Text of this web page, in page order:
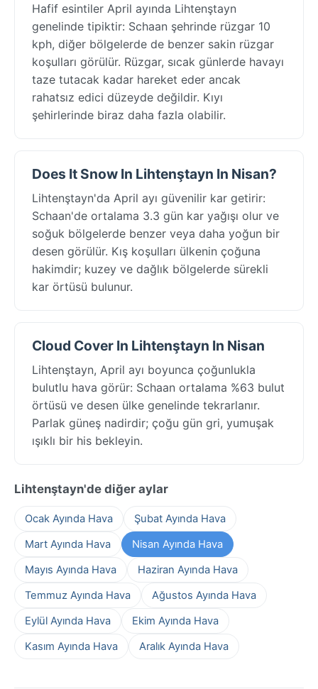
Hafif esintiler April ayında Lihtenştayn
genelinde tipiktir: Schaan şehrinde rüzgar 10
kph, diğer bölgelerde de benzer sakin rüzgar
koşulları görülür. Rüzgar, sıcak günlerde havayı
taze tutacak kadar hareket eder ancak
rahatsız edici düzeyde değildir. Kıyı
şehirlerinde biraz daha fazla olabilir.
Does It Snow In Lihtenştayn In Nisan?
Lihtenştayn'da April ayı güvenilir kar getirir:
Schaan'de ortalama 3.3 gün kar yağışı olur ve
soğuk bölgelerde benzer veya daha yoğun bir
desen görülür. Kış koşulları ülkenin çoğuna
hakimdir; kuzey ve dağlık bölgelerde sürekli
kar örtüsü bulunur.
Cloud Cover In Lihtenştayn In Nisan
Lihtenştayn, April ayı boyunca çoğunlukla
bulutlu hava görür: Schaan ortalama %63 bulut
örtüsü ve desen ülke genelinde tekrarlanır.
Parlak güneş nadirdir; çoğu gün gri, yumuşak
ışıklı bir his bekleyin.
Lihtenştayn'de diğer aylar
Ocak Ayında Hava
Şubat Ayında Hava
Mart Ayında Hava
Nisan Ayında Hava
Mayıs Ayında Hava
Haziran Ayında Hava
Temmuz Ayında Hava
Ağustos Ayında Hava
Eylül Ayında Hava
Ekim Ayında Hava
Kasım Ayında Hava
Aralık Ayında Hava